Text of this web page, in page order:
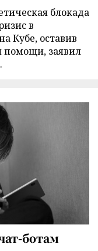
блокада
в
Кубе, оставив
помощи, заявил
ботам